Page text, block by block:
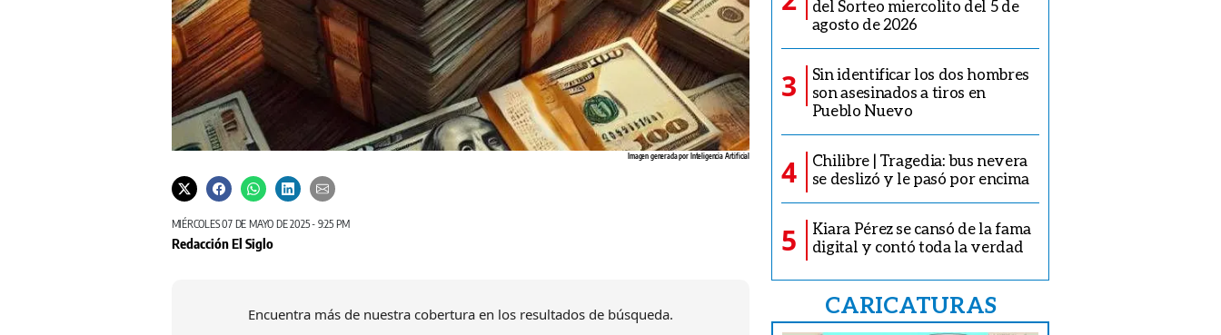
Imagen generada por Inteligencia Artificial
MIÉRCOLES 07 DE MAYO DE 2025 - 9:25 PM
Redacción El Siglo
Encuentra más de nuestra cobertura en los resultados de búsqueda.
del Sorteo miercolito del 5 de
agosto de 2026
3
Sin identificar los dos hombres
son asesinados a tiros en
Pueblo Nuevo
4
Chilibre | Tragedia: bus nevera
se deslizó y le pasó por encima
5
Kiara Pérez se cansó de la fama
digital y contó toda la verdad
CARICATURAS